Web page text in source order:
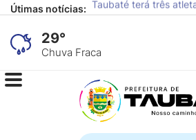
Útimas notícias:
29°
Chuva Fraca